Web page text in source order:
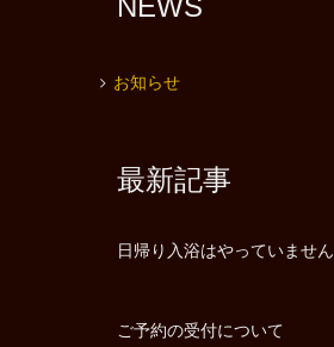
NEWS
お知らせ
最新記事
日帰り入浴はやっていません
ご予約の受付について